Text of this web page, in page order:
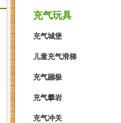
充气玩具
充气城堡
儿童充气滑梯
充气蹦极
充气攀岩
充气冲关